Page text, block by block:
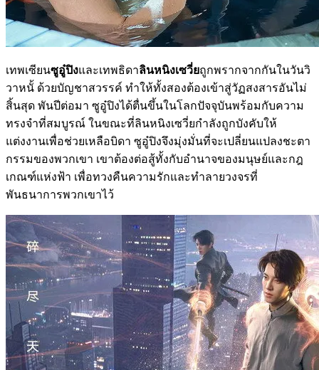
เทพเซียนซูอู๋ปิงและเทพธิดาลินหนิงเซวี่ยถูกพรากจากกันในวันวิ
วาหนั้ ด้วยบัญชาสวรรค์ ทำให้ทั้งสองต้องเข้าสู่วัฏสงสารอันไม่
สิ้นสุด พันปีต่อมา ซูอู๋ปิงได้ตื่นขึ้นในโลกปัจจุบันพร้อมกับความ
ทรงจำที่สมบูรณ์ ในขณะที่ลินหนิงเซวี่ยกำลังถูกบังคับให้
แต่งงานเพื่อช่วยเหลือบิดา ซูอู๋ปิงจึงมุ่งมั่นที่จะเปลี่ยนแปลงชะตา
กรรมของพวกเขา เขาต้องต่อสู้ทั้งกับอำนาจของมนุษย์และกฎ
เกณฑ์แห่งฟ้า เพื่อทวงคืนความรักและทำลายวงจรที่
พันธนาการพวกเขาไว้